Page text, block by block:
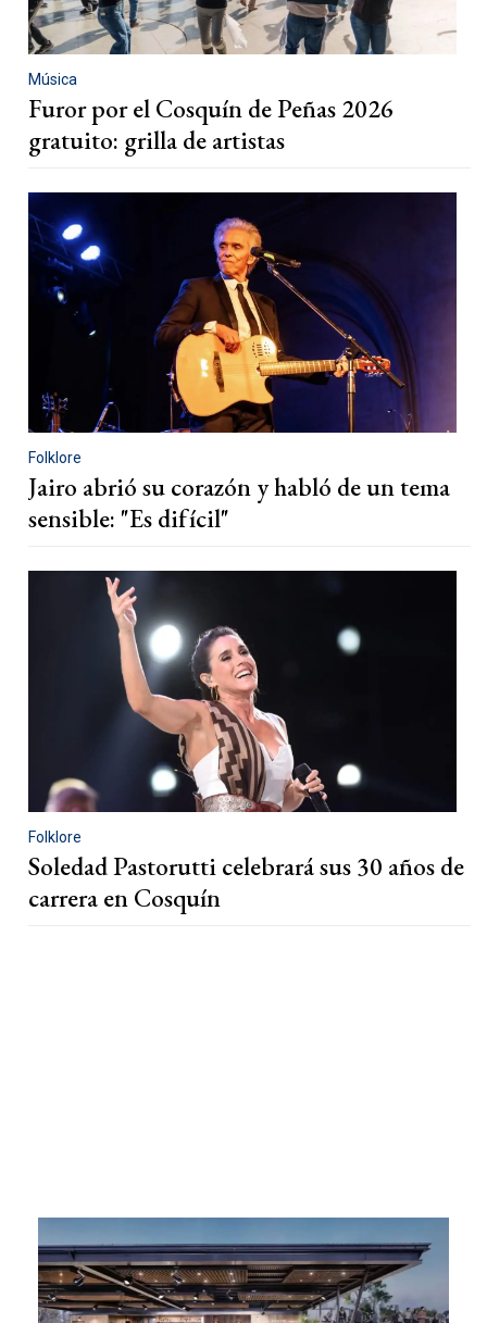
Música
Furor por el Cosquín de Peñas 2026
gratuito: grilla de artistas
Folklore
Jairo abrió su corazón y habló de un tema
sensible: "Es difícil"
Folklore
Soledad Pastorutti celebrará sus 30 años de
carrera en Cosquín